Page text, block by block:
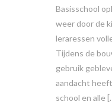
Basisschool
weer door de
leraressen
Tijdens de
gebruik
aandacht
school en alle